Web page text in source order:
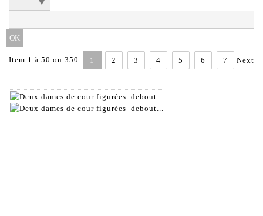
Item 1 à 50 on 350 1 2 3 4 5 6 7 Next